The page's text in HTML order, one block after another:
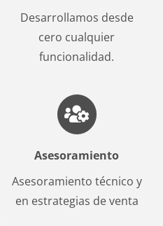
Desarrollamos desde
cero cualquier
funcionalidad.
Asesoramiento
Asesoramiento técnico y
en estrategias de venta